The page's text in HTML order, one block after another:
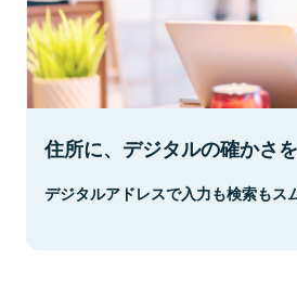
住所に、デジタルの確かさを
デジタルアドレスで入力も検索もス